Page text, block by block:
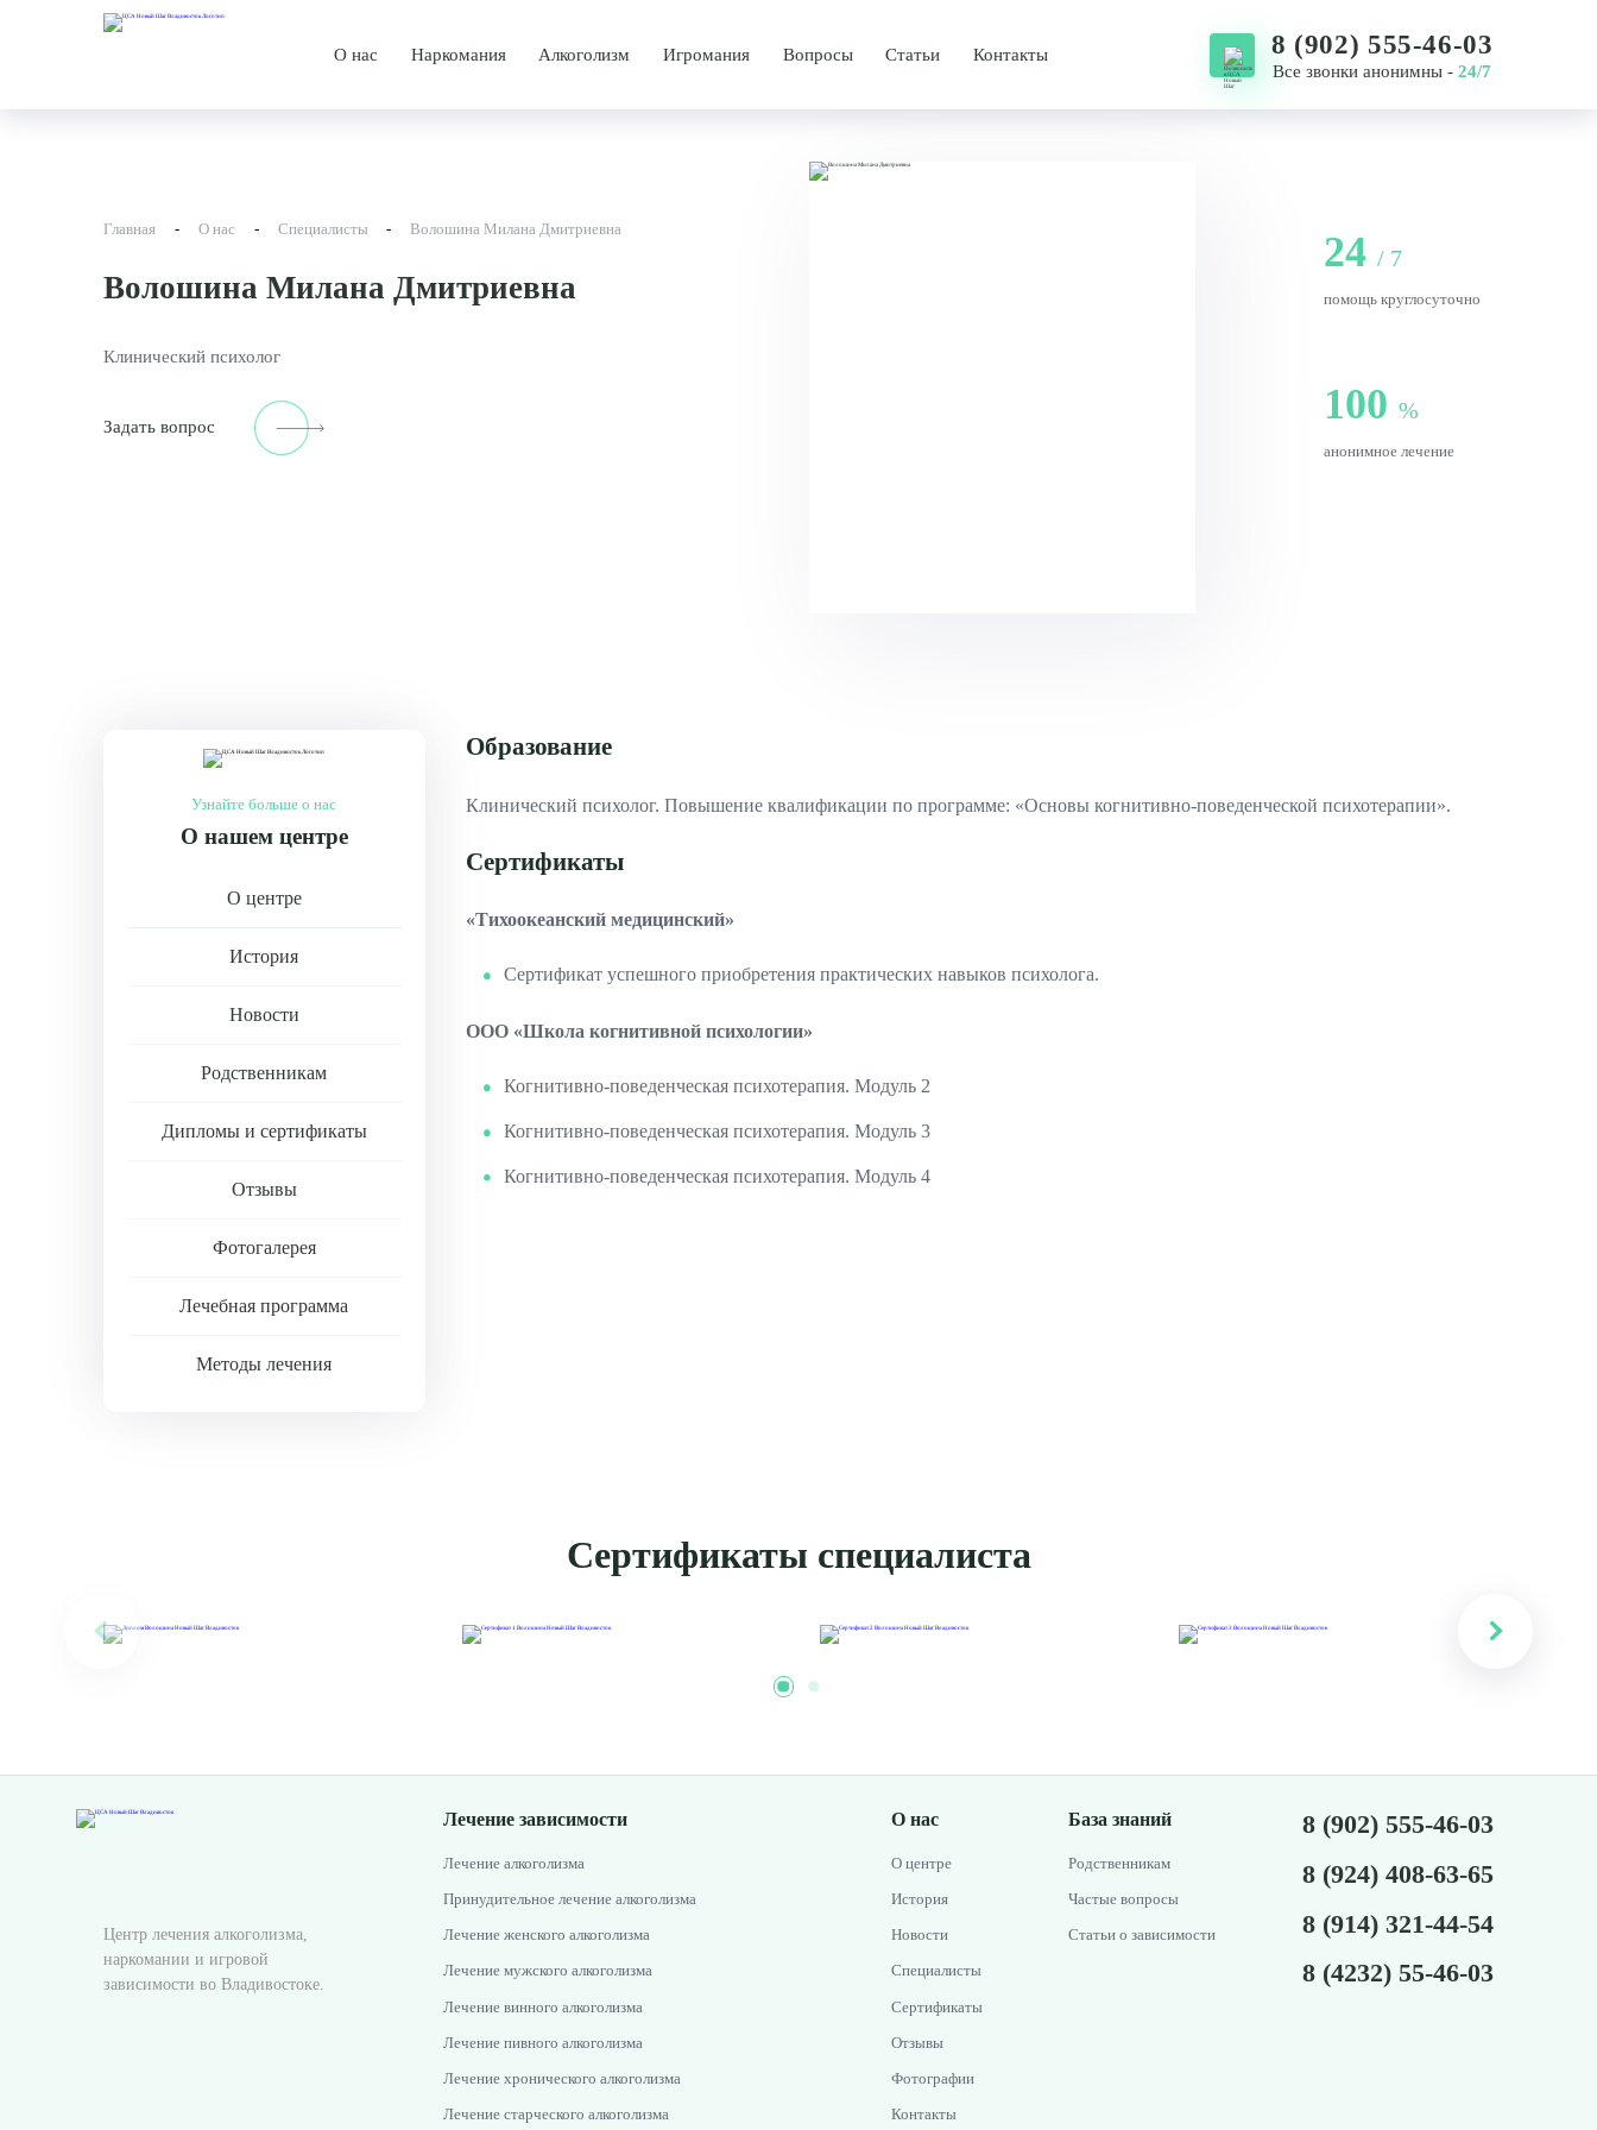
О нас
Специалисты
Наркомания Алкоголизм
Принудительное лечение алкоголизма
Методы лечения
Игромания
Лечение игромании
Лечебная программа
Вопросы Статьи Контакты 8 (902) 555-46-03
Все звонки анонимны -24/7
Главная - О нас - Специалисты - Волошина Милана Дмитриевна
Волошина Милана Дмитриевна
Клинический психолог
Задать вопрос
24/ 7
помощь круглосуточно
100%
анонимное лечение
Узнайте больше о нас
О нашем центре
О центре
История
Новости
Родственникам
Дипломы и сертификаты
Отзывы
Фотогалерея
Лечебная программа
Методы лечения
Образование
Клинический психолог. Повышение квалификации по программе: «Основы когнитивно-поведенческой психотерапии».
Сертификаты
«Тихоокеанский медицинский»
Сертификат успешного приобретения практических навыков психолога.
ООО «Школа когнитивной психологии»
Когнитивно-поведенческая психотерапия. Модуль 2
Когнитивно-поведенческая психотерапия. Модуль 3
Когнитивно-поведенческая психотерапия. Модуль 4
Сертификаты специалиста
Центр лечения алкоголизма,
наркомании и игровой
зависимости во Владивостоке.
Лечение зависимости
Лечение алкоголизма
Принудительное лечение алкоголизма
Лечение женского алкоголизма
Лечение мужского алкоголизма
Лечение винного алкоголизма
Лечение пивного алкоголизма
Лечение хронического алкоголизма
Лечение старческого алкоголизма
О нас
О центре
История
Новости
Специалисты
Сертификаты
Отзывы
Фотографии
Контакты
База знаний
Родственникам
Частые вопросы
Статьи о зависимости
8 (902) 555-46-03
8 (924) 408-63-65
8 (914) 321-44-54
8 (4232) 55-46-03